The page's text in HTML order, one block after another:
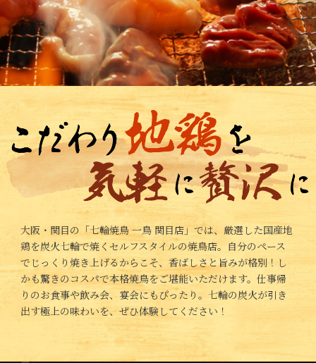
大阪・関目の「七輪焼鳥 一鳥 関目店」では、厳選した国産地
鶏を炭火七輪で焼くセルフスタイルの焼鳥店。自分のペース
でじっくり焼き上げるからこそ、香ばしさと旨みが格別！し
かも驚きのコスパで本格焼鳥をご堪能いただけます。仕事帰
りのお食事や飲み会、宴会にもぴったり。七輪の炭火が引き
出す極上の味わいを、ぜひ体験してください！